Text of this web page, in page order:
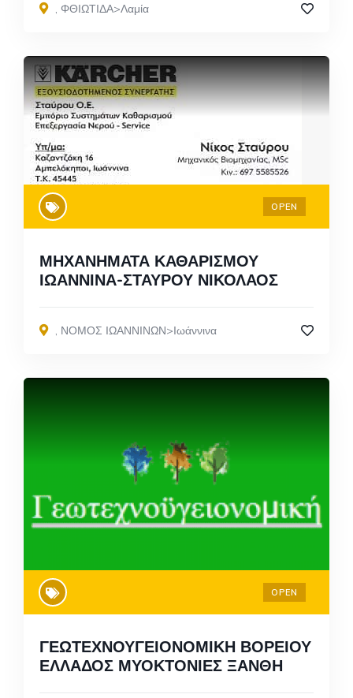
, ΦΘΙΩΤΙΔΑ>Λαμία
OPEN
ΜΗΧΑΝΗΜΑΤΑ ΚΑΘΑΡΙΣΜΟΥ
ΙΩΑΝΝΙΝΑ-ΣΤΑΥΡΟΥ ΝΙΚΟΛΑΟΣ
, ΝΟΜΟΣ ΙΩΑΝΝΙΝΩΝ>Ιωάννινα
OPEN
ΓΕΩΤΕΧΝΟΥΓΕΙΟΝΟΜΙΚΗ ΒΟΡΕΙΟΥ
ΕΛΛΑΔΟΣ ΜΥΟΚΤΟΝΙΕΣ ΞΑΝΘΗ